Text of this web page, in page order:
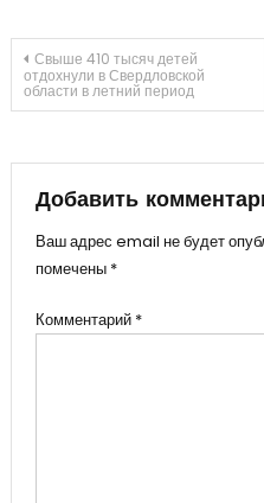
Навигация
по
записям
Свыше 410 тысяч детей
отдохнули в Свердловской
области в летний период
Добавить
Ваш адрес email не будет
помечены *
Комментарий *